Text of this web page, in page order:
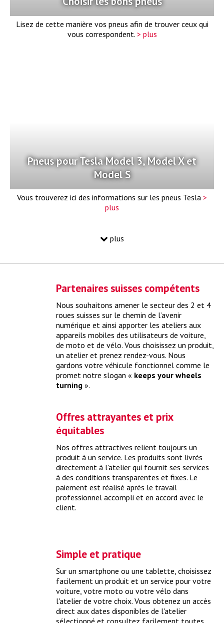
Lisez de cette manière vos pneus afin de trouver ceux qui
vous correspondent. > plus
Pneus pour Tesla Model 3, Model X et
Model S
Vous trouverez ici des informations sur les pneus Tesla >
plus
Mythe "pneus en ligne vs yourwheels"
yourwheels relie l’achat de pneus directement à un rendez-
vous en ligne> plus
voiture est d'utiliser le numéro de réception par type.
plus
Partenaires suisses compétents
Nous souhaitons amener le secteur des 2 et 4
roues suisses sur le chemin de l’avenir
numérique et ainsi apporter les ateliers aux
appareils mobiles des utilisateurs de voiture,
de moto et de vélo. Vous choisissez un produit,
un atelier et prenez rendez-vous. Nous
gardons votre véhicule fonctionnel comme le
promet notre slogan « keeps your wheels
turning ».
Offres attrayantes et prix
équitables
Nos offres attractives relient toujours un
produit à un service. Les produits sont livrés
directement à l'atelier qui fournit ses services
à des conditions transparentes et fixes. Le
paiement est réalisé après le travail
professionnel accompli et en accord avec le
client.
Simple et pratique
Sur un smartphone ou une tablette, choisissez
facilement un produit et un service pour votre
voiture, votre moto ou votre vélo dans
l'atelier de votre choix. Vous obtenez un accès
direct aux dates disponibles de l'atelier
sélectionné et consultez facilement toutes